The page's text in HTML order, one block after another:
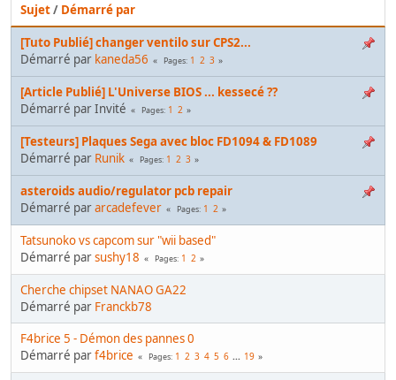
Sujet/ Démarré par
[Tuto Publié] changer ventilo sur CPS2...
Démarré par kaneda56 Pages 1 2 3
[Article Publié] L'Universe BIOS ... kessecé ??
Démarré par Invité
Pages 1 2
[Testeurs] Plaques Sega avec bloc FD1094 & FD1089
Démarré par Runik Pages 1 2 3
asteroids audio/regulator pcb repair
Démarré pararcadefever Pages 1 2
Tatsunoko vs capcom sur "wii based"
Démarré parsushy18 Pages 1 2
Cherche chipset NANAO GA22
Démarré par Franckb78
F4brice 5 - Démon des pannes 0
Démarré parf4brice Pages 1 2 3 4 5 6 ... 19